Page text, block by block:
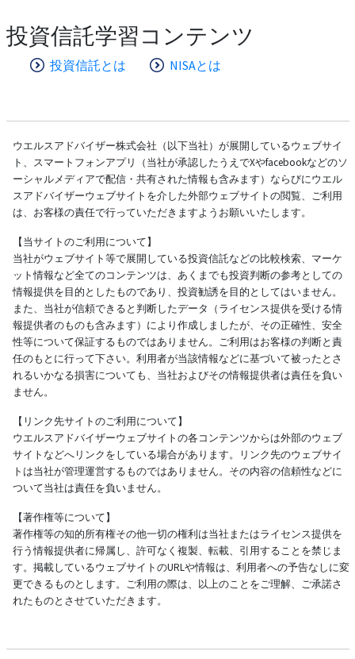
投資信託学習コンテンツ
投資信託とは NISAとは
ウエルスアドバイザー株式会社（以下当社）が展開しているウェブサイ
ト、スマートフォンアプリ（当社が承認したうえでXやfacebookなどのソ
ーシャルメディアで配信・共有された情報も含みます）ならびにウエル
スアドバイザーウェブサイトを介した外部ウェブサイトの閲覧、ご利用
は、お客様の責任で行っていただきますようお願いいたします。
【当サイトのご利用について】
当社がウェブサイト等で展開している投資信託などの比較検索、マーケ
ット情報など全てのコンテンツは、あくまでも投資判断の参考としての
情報提供を目的としたものであり、投資勧誘を目的としてはいません。
また、当社が信頼できると判断したデータ（ライセンス提供を受ける情
報提供者のものも含みます）により作成しましたが、その正確性、安全
性等について保証するものではありません。ご利用はお客様の判断と責
任のもとに行って下さい。利用者が当該情報などに基づいて被ったとさ
れるいかなる損害についても、当社およびその情報提供者は責任を負い
ません。
【リンク先サイトのご利用について】
ウエルスアドバイザーウェブサイトの各コンテンツからは外部のウェブ
サイトなどへリンクをしている場合があります。リンク先のウェブサイ
トは当社が管理運営するものではありません。その内容の信頼性などに
ついて当社は責任を負いません。
【著作権等について】
著作権等の知的所有権その他一切の権利は当社またはライセンス提供を
行う情報提供者に帰属し、許可なく複製、転載、引用することを禁じま
す。掲載しているウェブサイトのURLや情報は、利用者への予告なしに変
更できるものとします。ご利用の際は、以上のことをご理解、ご承諾さ
れたものとさせていただきます。